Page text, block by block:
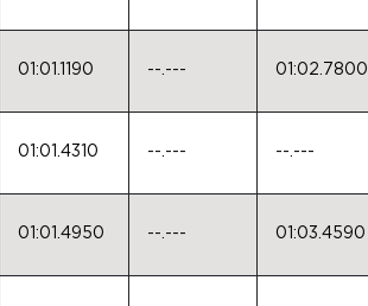
01:01.1190 --.--- 01:02.7800
01:01.4310 --.--- --.---
01:01.4950 --.--- 01:03.4590